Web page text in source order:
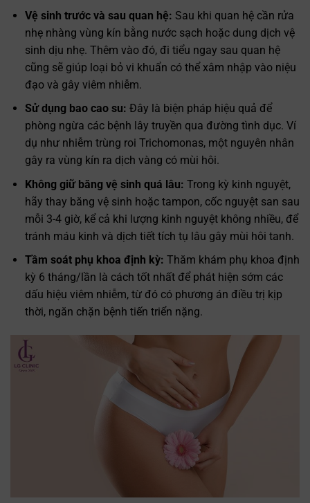
Vệ sinh trước và sau quan hệ: Sau khi quan hệ cần rửa
nhẹ nhàng vùng kín bằng nước sạch hoặc dung dịch vệ
sinh dịu nhẹ. Thêm vào đó, đi tiểu ngay sau quan hệ
cũng sẽ giúp loại bỏ vi khuẩn có thể xâm nhập vào niệu
đạo và gây viêm nhiễm.
Sử dụng bao cao su: Đây là biện pháp hiệu quả để
phòng ngừa các bệnh lây truyền qua đường tình dục. Ví
dụ như nhiễm trùng roi Trichomonas, một nguyên nhân
gây ra vùng kín ra dịch vàng có mùi hôi.
Không giữ băng vệ sinh quá lâu: Trong kỳ kinh nguyệt,
hãy thay băng vệ sinh hoặc tampon, cốc nguyệt san sau
mỗi 3-4 giờ, kể cả khi lượng kinh nguyệt không nhiều, để
tránh máu kinh và dịch tiết tích tụ lâu gây mùi hôi tanh.
Tầm soát phụ khoa định kỳ: Thăm khám phụ khoa định
kỳ 6 tháng/lần là cách tốt nhất để phát hiện sớm các
dấu hiệu viêm nhiễm, từ đó có phương án điều trị kịp
thời, ngăn chặn bệnh tiến triển nặng.